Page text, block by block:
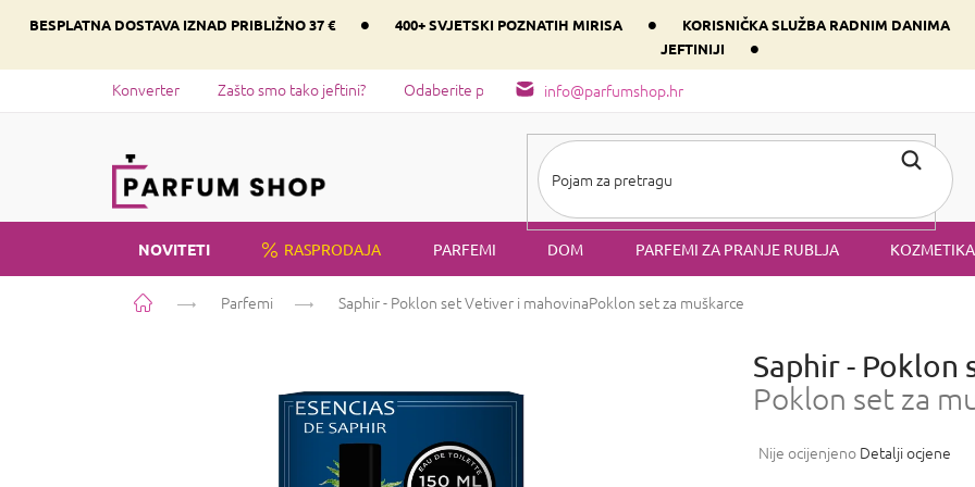
BESPLATNA DOSTAVA IZNAD PRIBLIŽNO 37 € • 400+ SVJETSKI POZNATIH MIRISA • KORISNIČKA SLUŽBA RADNIM DANIMA
JEFTINIJI
•
info@parfumshop.hr
Konverter Zašto smo tako jeftini? Odaberite parfem svog srca prema dominantnoj komponenti
NOVITETI RASPRODAJA PARFEMI DOM PARFEMI ZA PRANJE RUBLJA KOZMETIKA
Početna Parfemi Saphir - Poklon set Vetiver i mahovinaPoklon set za muškarce
Saphir - Poklon
Poklon set za
Prosječna
Nije ocijenjeno Detalji ocjene